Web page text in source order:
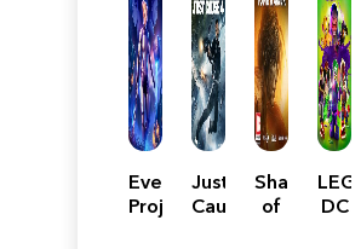
Everreach:
Project
Just
Cause
Shadow
of
LEGO
DC